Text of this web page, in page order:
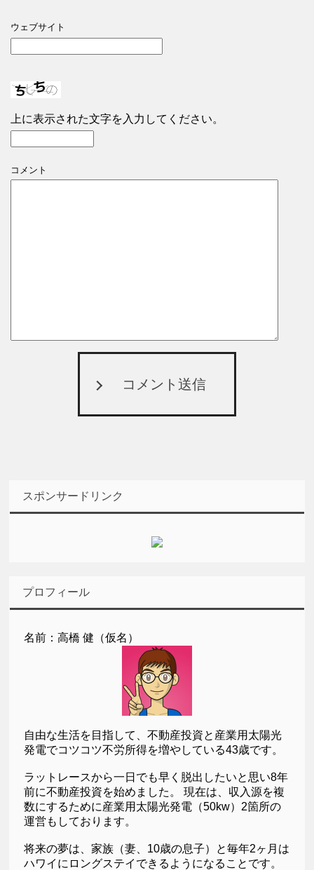
ウェブサイト
上に表示された文字を入力してください。
コメント
コメント送信
スポンサードリンク
プロフィール
名前：高橋 健（仮名）
自由な生活を目指して、不動産投資と産業用太陽光
発電でコツコツ不労所得を増やしている43歳です。
ラットレースから一日でも早く脱出したいと思い8年
前に不動産投資を始めました。 現在は、収入源を複
数にするために産業用太陽光発電（50kw）2箇所の
運営もしております。
将来の夢は、家族（妻、10歳の息子）と毎年2ヶ月は
ハワイにロングステイできるようになることです。